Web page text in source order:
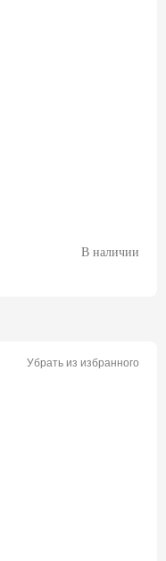
В наличии
Убрать из избранного